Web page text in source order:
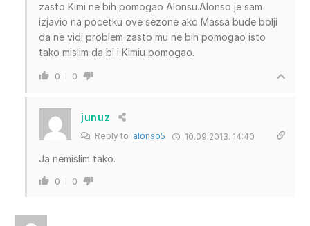
zasto Kimi ne bih pomogao Alonsu.Alonso je sam
izjavio na pocetku ove sezone ako Massa bude bolji
da ne vidi problem zasto mu ne bih pomogao isto
tako mislim da bi i Kimiu pomogao.
0 0
junuz
Reply to alonso5 10.09.2013. 14:40
Ja nemislim tako.
0 0